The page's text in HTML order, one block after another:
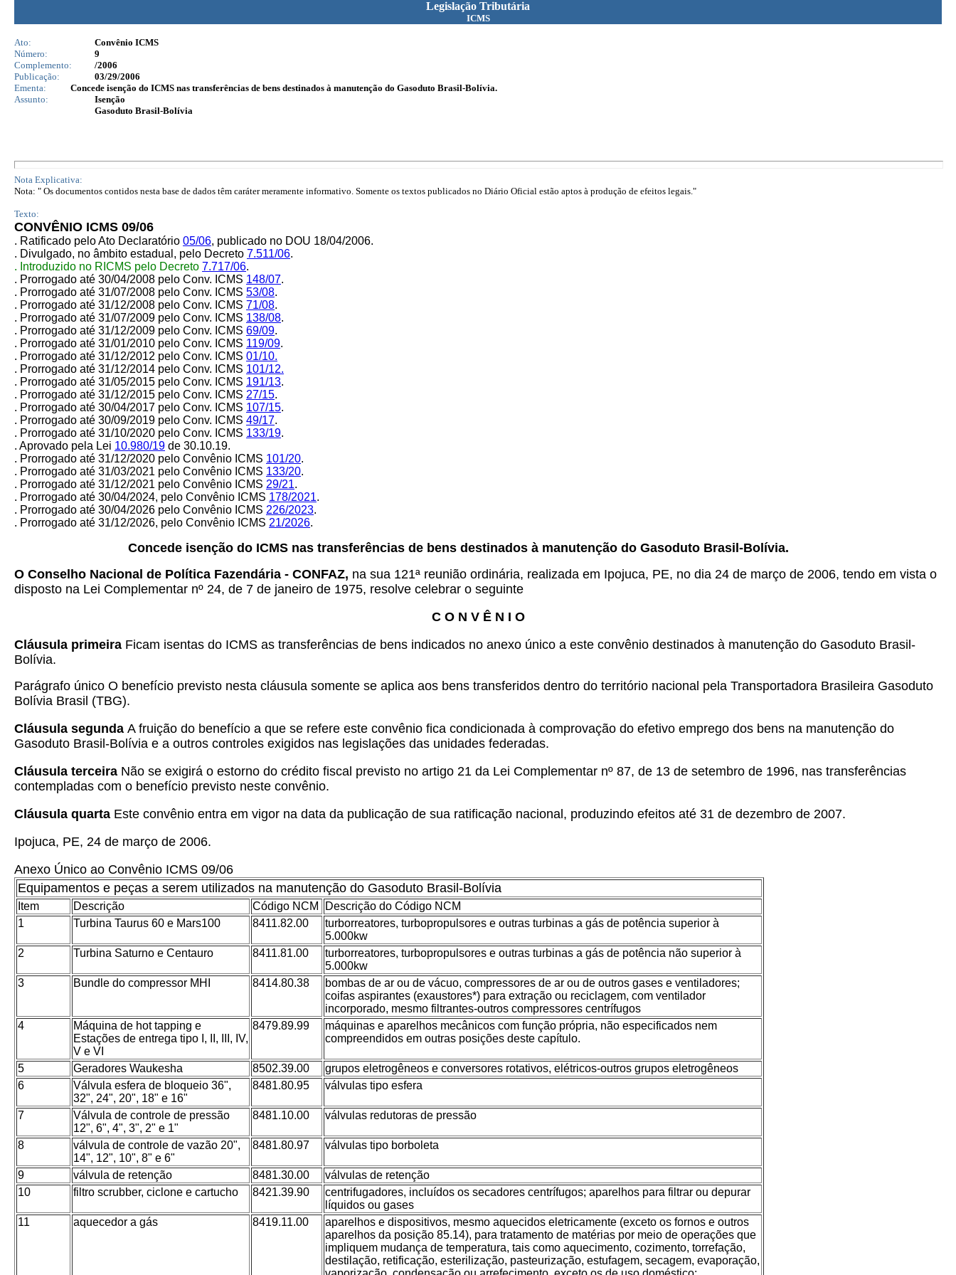
Legislação Tributária
ICMS
Ato:
Convênio ICMS
Número:
9
Complemento:
/2006
Publicação:
03/29/2006
Ementa:
Concede isenção do ICMS nas transferências de bens destinados à manutenção do Gasoduto Brasil-Bolívia.
Assunto:
Isenção
Gasoduto Brasil-Bolívia
Nota Explicativa:
Nota: " Os documentos contidos nesta base de dados têm caráter meramente informativo. Somente os textos publicados no Diário Oficial estão aptos à produção de efeitos legais."
Texto:
CONVÊNIO ICMS 09/06
. Ratificado pelo Ato Declaratório 05/06, publicado no DOU 18/04/2006.
. Divulgado, no âmbito estadual, pelo Decreto 7.511/06.
. Introduzido no RICMS pelo Decreto 7.717/06.
. Prorrogado até 30/04/2008 pelo Conv. ICMS 148/07.
. Prorrogado até 31/07/2008 pelo Conv. ICMS 53/08.
. Prorrogado até 31/12/2008 pelo Conv. ICMS 71/08.
. Prorrogado até 31/07/2009 pelo Conv. ICMS 138/08.
. Prorrogado até 31/12/2009 pelo Conv. ICMS 69/09.
. Prorrogado até 31/01/2010 pelo Conv. ICMS 119/09.
. Prorrogado até 31/12/2012 pelo Conv. ICMS 01/10.
. Prorrogado até 31/12/2014 pelo Conv. ICMS 101/12.
. Prorrogado até 31/05/2015 pelo Conv. ICMS 191/13.
. Prorrogado até 31/12/2015 pelo Conv. ICMS 27/15.
. Prorrogado até 30/04/2017 pelo Conv. ICMS 107/15.
. Prorrogado até 30/09/2019 pelo Conv. ICMS 49/17.
. Prorrogado até 31/10/2020 pelo Conv. ICMS 133/19.
. Aprovado pela Lei 10.980/19 de 30.10.19.
. Prorrogado até 31/12/2020 pelo Convênio ICMS 101/20.
. Prorrogado até 31/03/2021 pelo Convênio ICMS 133/20.
. Prorrogado até 31/12/2021 pelo Convênio ICMS 29/21.
. Prorrogado até 30/04/2024, pelo Convênio ICMS 178/2021.
. Prorrogado até 30/04/2026 pelo Convênio ICMS 226/2023.
. Prorrogado até 31/12/2026, pelo Convênio ICMS 21/2026.
Concede isenção do ICMS nas transferências de bens destinados à manutenção do Gasoduto Brasil-Bolívia.
O Conselho Nacional de Política Fazendária - CONFAZ, na sua 121ª reunião ordinária, realizada em Ipojuca, PE, no dia 24 de março de 2006, tendo em vista o
disposto na Lei Complementar nº 24, de 7 de janeiro de 1975, resolve celebrar o seguinte
C O N V Ê N I O
Cláusula primeira Ficam isentas do ICMS as transferências de bens indicados no anexo único a este convênio destinados à manutenção do Gasoduto Brasil-
Bolívia.
Parágrafo único O benefício previsto nesta cláusula somente se aplica aos bens transferidos dentro do território nacional pela Transportadora Brasileira Gasoduto
Bolívia Brasil (TBG).
Cláusula segunda A fruição do benefício a que se refere este convênio fica condicionada à comprovação do efetivo emprego dos bens na manutenção do
Gasoduto Brasil-Bolívia e a outros controles exigidos nas legislações das unidades federadas.
Cláusula terceira Não se exigirá o estorno do crédito fiscal previsto no artigo 21 da Lei Complementar nº 87, de 13 de setembro de 1996, nas transferências
contempladas com o benefício previsto neste convênio.
Cláusula quarta Este convênio entra em vigor na data da publicação de sua ratificação nacional, produzindo efeitos até 31 de dezembro de 2007.
Ipojuca, PE, 24 de março de 2006.
Anexo Único ao Convênio ICMS 09/06
Equipamentos e peças a serem utilizados na manutenção do Gasoduto Brasil-Bolívia
Item Descrição Código NCM
Descrição do Código NCM
1
Turbina Taurus 60 e Mars100 8411.82.00
turborreatores, turbopropulsores e outras turbinas a gás de potência superior à
5.000kw
2
Turbina Saturno e Centauro 8411.81.00
turborreatores, turbopropulsores e outras turbinas a gás de potência não superior à
5.000kw
3
Bundle do compressor MHI 8414.80.38
bombas de ar ou de vácuo, compressores de ar ou de outros gases e ventiladores;
coifas aspirantes (exaustores*) para extração ou reciclagem, com ventilador
incorporado, mesmo filtrantes-outros compressores centrífugos
4
Máquina de hot tapping e
Estações de entrega tipo I, II, III, IV,
V e VI
8479.89.99
máquinas e aparelhos mecânicos com função própria, não especificados nem
compreendidos em outras posições deste capítulo.
5 Geradores Waukesha 8502.39.00
grupos eletrogêneos e conversores rotativos, elétricos-outros grupos eletrogêneos
6
Válvula esfera de bloqueio 36",
32", 24", 20", 18" e 16"
8481.80.95 válvulas tipo esfera
7
Válvula de controle de pressão
12", 6", 4", 3", 2" e 1"
8481.10.00 válvulas redutoras de pressão
8
válvula de controle de vazão 20",
14", 12", 10", 8" e 6"
8481.80.97 válvulas tipo borboleta
9 válvula de retenção 8481.30.00
válvulas de retenção
10
filtro scrubber, ciclone e cartucho 8421.39.90
centrifugadores, incluídos os secadores centrífugos; aparelhos para filtrar ou depurar
líquidos ou gases
11
aquecedor a gás 8419.11.00
aparelhos e dispositivos, mesmo aquecidos eletricamente (exceto os fornos e outros
aparelhos da posição 85.14), para tratamento de matérias por meio de operações que
impliquem mudança de temperatura, tais como aquecimento, cozimento, torrefação,
destilação, retificação, esterilização, pasteurização, estufagem, secagem, evaporação,